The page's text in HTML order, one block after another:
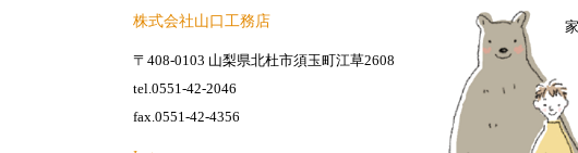
株式会社山口工務店
〒408-0103 山梨県北杜市須玉町江草2608
tel.0551-42-2046
fax.0551-42-4356